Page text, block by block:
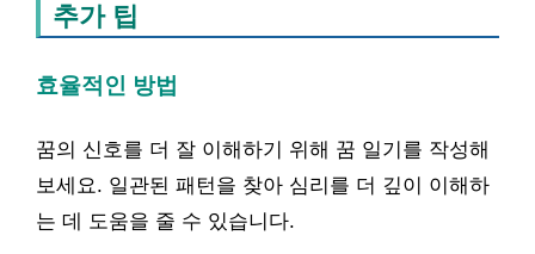
추가 팁
효율적인 방법
꿈의 신호를 더 잘 이해하기 위해 꿈 일기를 작성해
보세요. 일관된 패턴을 찾아 심리를 더 깊이 이해하
는 데 도움을 줄 수 있습니다.